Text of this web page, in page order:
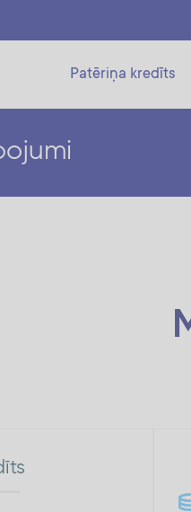
Patēriņa kredīts